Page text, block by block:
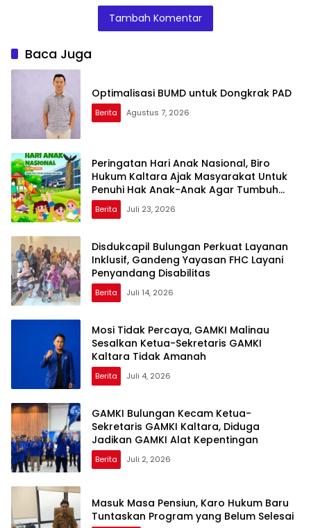
Jadikan GAMKI
Alat Kepentingan
Program yang
Tambah Komentar
Baca Juga
Optimalisasi BUMD untuk Dongkrak PAD
Berita Agustus 7, 2026
Peringatan Hari Anak Nasional, Biro
Hukum Kaltara Ajak Masyarakat Untuk
Penuhi Hak Anak-Anak Agar Tumbuh
Cerdas dan Berkarakter
Berita Juli 23, 2026
Disdukcapil Bulungan Perkuat Layanan
Inklusif, Gandeng Yayasan FHC Layani
Penyandang Disabilitas
Berita Juli 14, 2026
Mosi Tidak Percaya, GAMKI Malinau
Sesalkan Ketua-Sekretaris GAMKI
Kaltara Tidak Amanah
Berita Juli 4, 2026
GAMKI Bulungan Kecam Ketua-
Sekretaris GAMKI Kaltara, Diduga
Jadikan GAMKI Alat Kepentingan
Berita Juli 2, 2026
Masuk Masa Pensiun, Karo Hukum Baru
Tuntaskan Program yang Belum Selesai